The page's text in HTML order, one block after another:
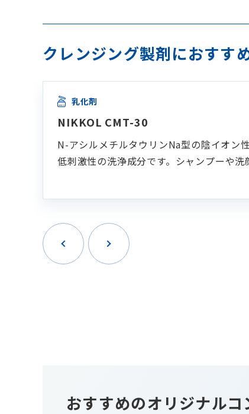
クレンジング製剤におすす
乳化剤
NIKKOL CMT-30
N-アシルメチルタウリンNa型の陰イオン
低刺激性の洗浄成分です。シャンプーや洗
おすすめのオリジナルコ